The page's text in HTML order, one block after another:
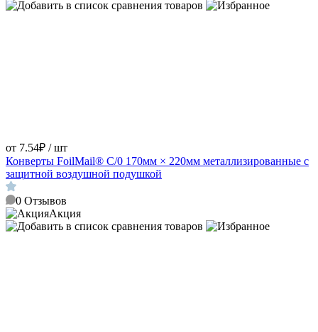
от 7.54₽ / шт
Конверты FoilMail® С/0 170мм × 220мм металлизированные с
защитной воздушной подушкой
0 Отзывов
Акция